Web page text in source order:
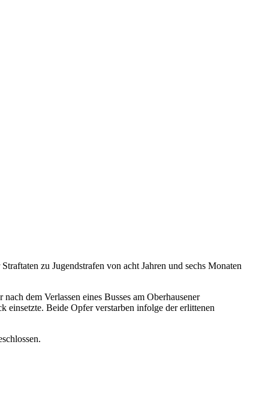
zu Jugendstrafen von acht Jahren und sechs Monaten
dem Verlassen eines Busses am Oberhausener
einsetzte. Beide Opfer verstarben infolge der erlittenen